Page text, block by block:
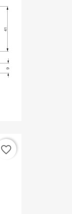
favorite_border